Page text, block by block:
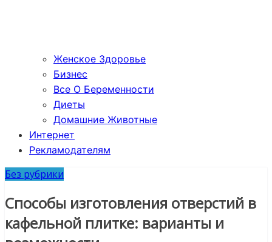
Женское Здоровье
Бизнес
Все О Беременности
Диеты
Домашние Животные
Интернет
Рекламодателям
Без рубрики
Способы изготовления отверстий в
кафельной плитке: варианты и